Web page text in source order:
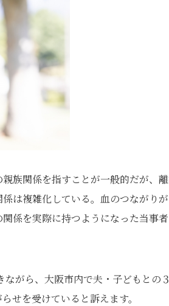
族関係を指すことが一般的だが、離
は複雑化している。血のつながりが
係を実際に持つようになった当事者
がら、大阪市内で夫・子どもとの３
せを受けていると訴えます。